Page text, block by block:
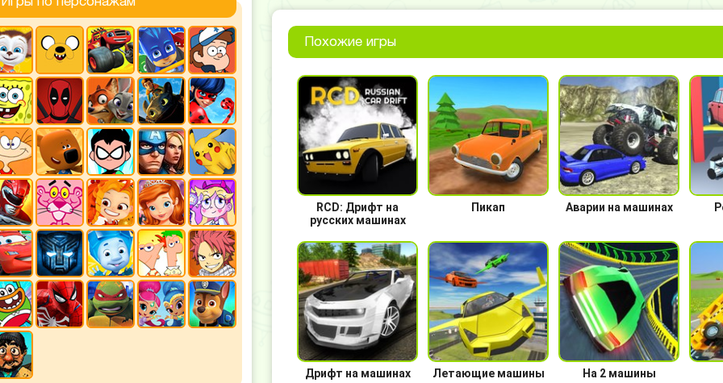
Похожие игры
RCD: Дрифт на
русских машинах
Пикап Аварии на машинах
Дрифт на машинах Летающие машины На 2 машины